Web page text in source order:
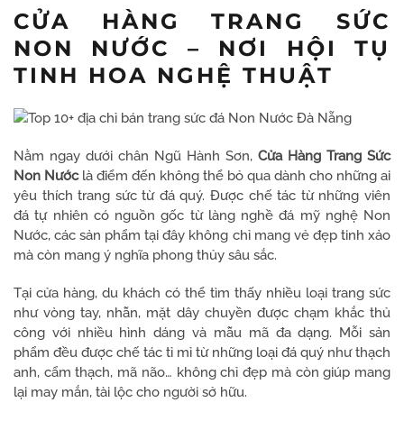
CỬA HÀNG TRANG SỨC
NON NƯỚC – NƠI HỘI TỤ
TINH HOA NGHỆ THUẬT
Nằm ngay dưới chân Ngũ Hành Sơn, Cửa Hàng Trang Sức
Non Nướclà điểm đến không thể bỏ qua dành cho những ai
yêu thích trang sức từ đá quý. Được chế tác từ những viên
đá tự nhiên có nguồn gốc từ làng nghề đá mỹ nghệ Non
Nước, các sản phẩm tại đây không chỉ mang vẻ đẹp tinh xảo
mà còn mang ý nghĩa phong thủy sâu sắc.
Tại cửa hàng, du khách có thể tìm thấy nhiều loại trang sức
như vòng tay, nhẫn, mặt dây chuyền được chạm khắc thủ
công với nhiều hình dáng và mẫu mã đa dạng. Mỗi sản
phẩm đều được chế tác tỉ mỉ từ những loại đá quý như thạch
anh, cẩm thạch, mã não… không chỉ đẹp mà còn giúp mang
lại may mắn, tài lộc cho người sở hữu.